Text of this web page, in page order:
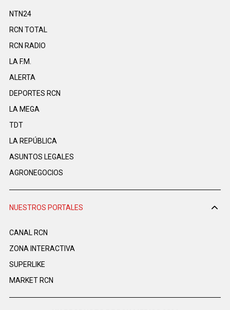
NTN24
RCN TOTAL
RCN RADIO
LA F.M.
ALERTA
DEPORTES RCN
LA MEGA
TDT
LA REPÚBLICA
ASUNTOS LEGALES
AGRONEGOCIOS
NUESTROS PORTALES
CANAL RCN
ZONA INTERACTIVA
SUPERLIKE
MARKET RCN